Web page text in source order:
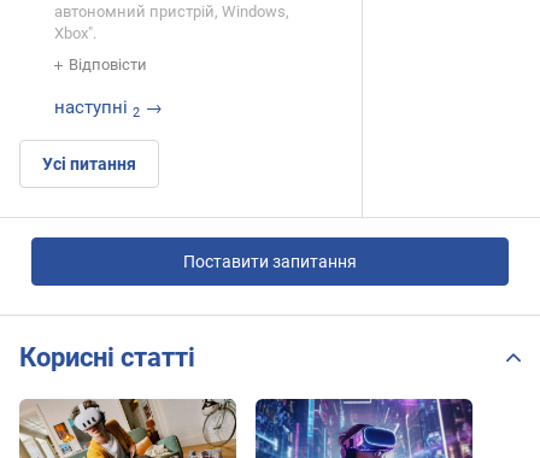
автономний пристрій, Windows,
Xbox".
Відповісти
наступні 2 →
Усі питання
Поставити запитання
Корисні статті